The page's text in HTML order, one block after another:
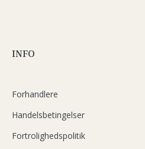
INFO
Forhandlere
Handelsbetingelser
Fortrolighedspolitik